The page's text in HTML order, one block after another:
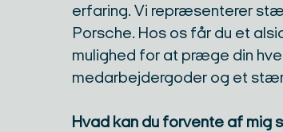
erfaring. Vi repræsenterer
Porsche. Hos os får du et
mulighed for at præge din
medarbejdergoder og et
Hvad kan du forvente af mig